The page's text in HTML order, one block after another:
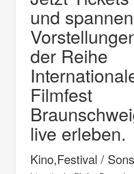
und
der Reihe
Filmfest
live erleben.
Kino,Festival /